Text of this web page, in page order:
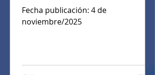
Fecha publicación: 4 de
noviembre/2025